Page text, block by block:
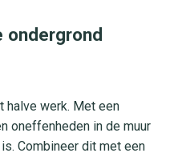
ondergrond
halve werk. Met een
oneffenheden in de muur
Combineer dit met een